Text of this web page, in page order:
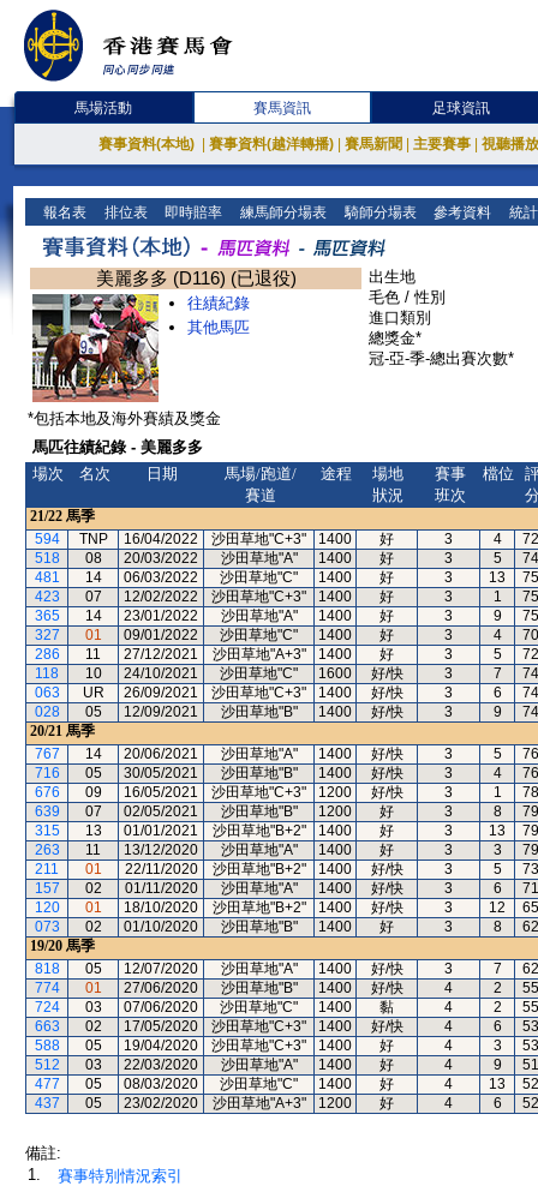
馬場活動 賽馬資訊 足球資訊
賽事資料(本地) 賽事資料(越洋轉播) 賽馬新聞 主要賽事 視聽播
報名表 排位表 即時賠率 練馬師分場表 騎師分場表 參考資料 統
美麗多多 (D116) (已退役)
往績紀錄
其他馬匹
出生地
毛色 / 性別
進口類別
總獎金*
冠-亞-季-總出賽次數*
*包括本地及海外賽績及獎金
馬匹往績紀錄 - 美麗多多
場次
名次 日期
馬場/跑道/
賽道
途程
場地
狀況
賽事
班次
檔位
21/22 馬季
594
TNP 16/04/2022 沙田草地"C+3" 1400 好 3 4
72
518
08 20/03/2022 沙田草地"A" 1400 好 3 5
74
481
14 06/03/2022 沙田草地"C" 1400 好 3 13
75
423
07 12/02/2022 沙田草地"C+3" 1400 好 3 1
75
365
14 23/01/2022 沙田草地"A" 1400 好 3 9
75
327
01 09/01/2022 沙田草地"C" 1400 好 3 4
70
286
11 27/12/2021 沙田草地"A+3" 1400 好 3 5
72
118
10 24/10/2021 沙田草地"C" 1600 好/快 3 7
74
063
UR 26/09/2021 沙田草地"C+3" 1400 好/快 3 6
74
028
05 12/09/2021 沙田草地"B" 1400 好/快 3 9
74
20/21 馬季
767
14 20/06/2021 沙田草地"A" 1400 好/快 3 5
76
716
05 30/05/2021 沙田草地"B" 1400 好/快 3 4
76
676
09 16/05/2021 沙田草地"C+3" 1200 好/快 3 1
78
639
07 02/05/2021 沙田草地"B" 1200 好 3 8
79
315
13 01/01/2021 沙田草地"B+2" 1400 好 3 13
79
263
11 13/12/2020 沙田草地"A" 1400 好 3 3
79
211
01 22/11/2020 沙田草地"B+2" 1400 好/快 3 5
73
157
02 01/11/2020 沙田草地"A" 1400 好/快 3 6
71
120
01 18/10/2020 沙田草地"B+2" 1400 好/快 3 12
65
073
02 01/10/2020 沙田草地"B" 1400 好 3 8
62
19/20 馬季
818
05 12/07/2020 沙田草地"A" 1400 好/快 3 7
62
774
01 27/06/2020 沙田草地"B" 1400 好/快 4 2
55
724
03 07/06/2020 沙田草地"C" 1400 黏 4 2
55
663
02 17/05/2020 沙田草地"C+3" 1400 好/快 4 6
53
588
05 19/04/2020 沙田草地"C+3" 1400 好 4 3
53
512
03 22/03/2020 沙田草地"A" 1400 好 4 9
51
477
05 08/03/2020 沙田草地"C" 1400 好 4 13
52
437
05 23/02/2020 沙田草地"A+3" 1200 好 4 6 52
備註:
1.
賽事特別情況索引